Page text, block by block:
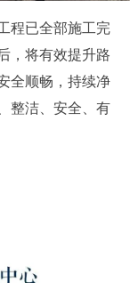
程已全部施工完
，将有效提升路
全顺畅，持续净
整洁、安全、有